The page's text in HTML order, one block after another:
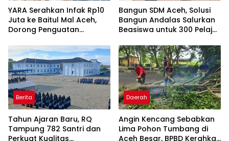
YARA Serahkan Infak Rp10
Juta ke Baitul Mal Aceh,
Dorong Penguatan
Amanah
Bangun SDM Aceh, Solusi
Bangun Andalas Salurkan
Beasiswa untuk 300 Pelajar
Berita
Tahun Ajaran Baru, RQ
Tampung 782 Santri dan
Perkuat Kualitas
Daerah
Angin Kencang Sebabkan
Lima Pohon Tumbang di
Aceh Besar, BPBD Kerahkan